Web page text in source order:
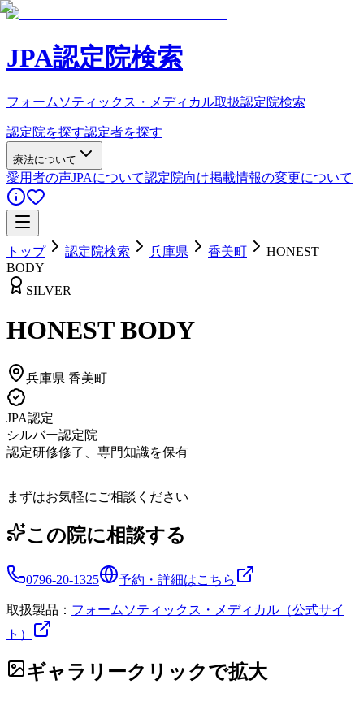
JPA認定院検索
フォームソティックス・メディカル取扱認定院検索
認定院を探す認定者を探す
療法について
愛用者の声JPAについて認定院向け掲載情報の変更について
トップ 認定院検索 兵庫県 香美町
HONEST
BODY
SILVER
HONEST BODY
兵庫県 香美町
JPA認定
シルバー認定院
認定研修修了、専門知識を保有
まずはお気軽にご相談ください
この院に相談する
0796-20-1325 予約・詳細はこちら
取扱製品： フォームソティックス・メディカル（公式サイ
ト）
ギャラリークリックで拡大